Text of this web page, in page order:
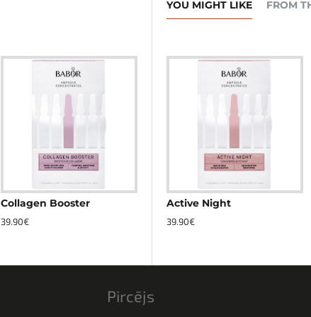
Collagen Booster
39.90€
Active Purifier
24.90€
YOU MIGHT LIKE FROM
Active Night
39.90€
Pircējs